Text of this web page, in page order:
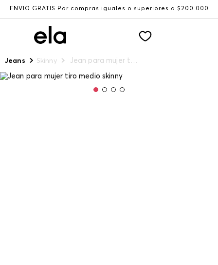
ENVÍO GRATIS Por compras iguales o superiores a $200.000
Jeans Skinny Jean para mujer tiro medio skinny